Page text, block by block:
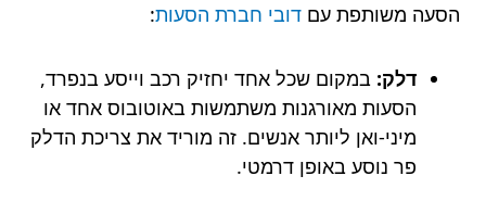
הסעה משותפת עם דובי חברת הסעות:
דלק: במקום שכל אחד יחזיק רכב וייסע בנפרד,
הסעות מאורגנות משתמשות באוטובוס אחד או
מיני-ואן ליותר אנשים. זה מוריד את צריכת הדלק
פר נוסע באופן דרמטי.